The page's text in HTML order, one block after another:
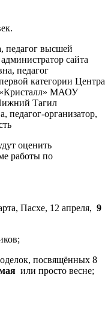
педагог высшей
сайта
педагог
категории Центра
«Кристалл» МАОУ
Тагил
педагог-организатор,
оценить
работы по
Пасхе, 12 апреля, 9
посвящённых 8
или просто весне;